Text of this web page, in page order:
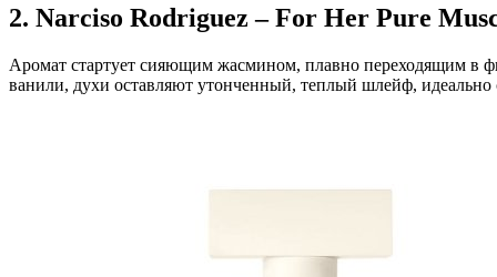
2. Narciso Rodriguez – For Her Pure
Аромат стартует сияющим жасмином, плавно переходящим в
ванили, духи оставляют утонченный, теплый шлейф,